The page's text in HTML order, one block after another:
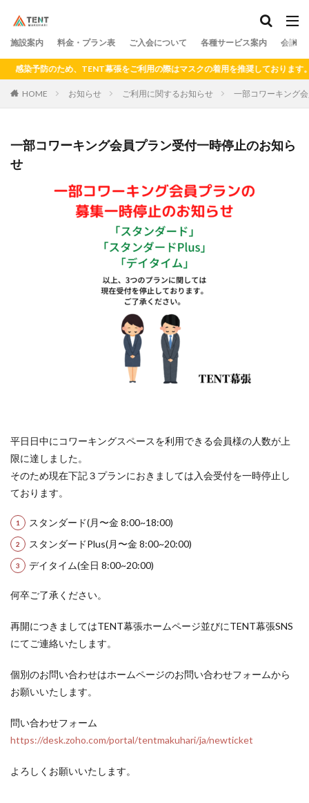
施設案内 料金・プラン表 ご入会について 各種サービス案内 会議室
感染予防のため、TENT幕張をご利用の際はマスクの着用を推奨しております。
HOME お知らせ ご利用に関するお知らせ 一部コワーキング
一部コワーキング会員プラン受付一時停止のお知ら
せ
平日日中にコワーキングスペースを利用できる会員様の人数が上
限に達しました。
そのため現在下記３プランにおきましては入会受付を一時停止し
ております。
スタンダード(月〜金 8:00~18:00)
スタンダードPlus(月〜金 8:00~20:00)
デイタイム(全日 8:00~20:00)
何卒ご了承ください。
再開につきましてはTENT幕張ホームページ並びにTENT幕張SNS
にてご連絡いたします。
個別のお問い合わせはホームページのお問い合わせフォームから
お願いいたします。
問い合わせフォーム
https://desk.zoho.com/portal/tentmakuhari/ja/newticket
よろしくお願いいたします。
カテゴリー